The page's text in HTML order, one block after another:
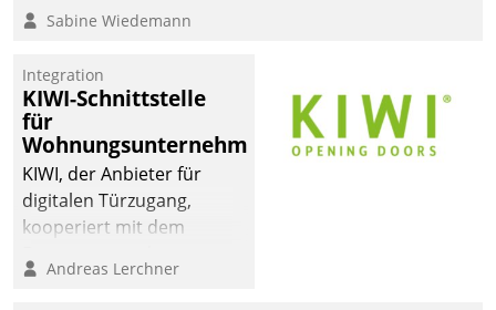
Kommunikationswege bei
Sabine Wiedemann
Integration
KIWI-Schnittstelle
für
Wohnungsunternehmen
KIWI, der Anbieter für
digitalen Türzugang,
kooperiert mit dem
Softwareentwicklungshaus
Andreas Lerchner